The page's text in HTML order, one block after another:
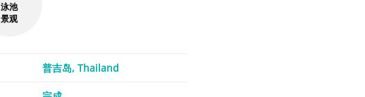
泳池
景观
普吉岛, Thailand